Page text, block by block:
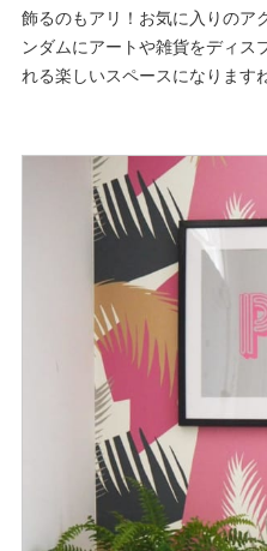
飾るのもアリ！お気に入りのア
ンダムにアートや雑貨をディス
れる楽しいスペースになりますね